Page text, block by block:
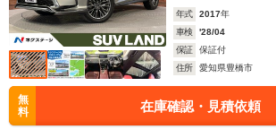
年式 2017年
車検
'28/04
保証
保証付
住所
愛知県豊橋市
無
料
在庫確認・見積依頼